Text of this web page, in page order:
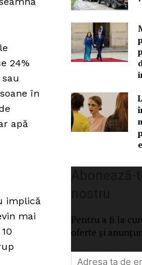
24%
în
apă
implică
mai
Pentru a fi la
oferte și